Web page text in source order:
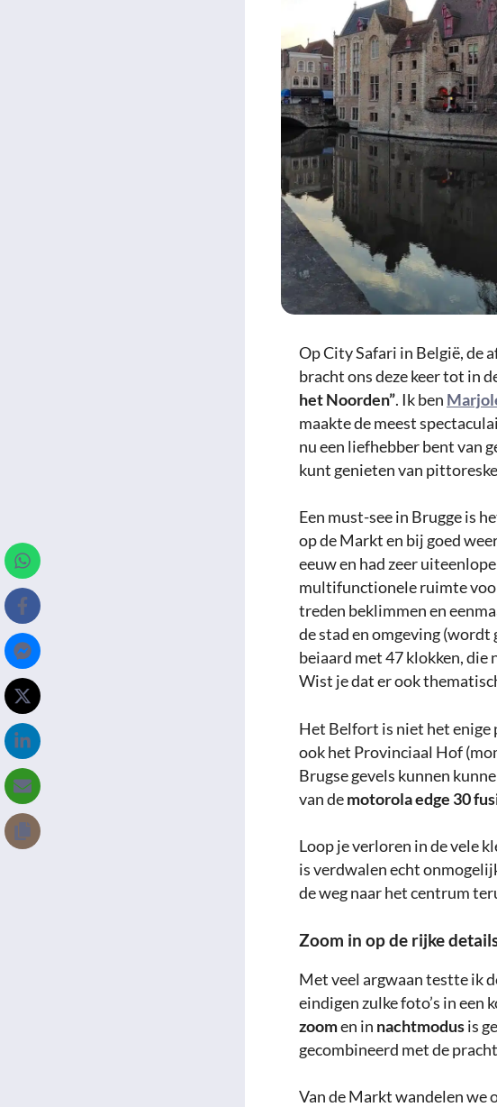
Op City Safari in België, de
bracht ons deze keer tot in
het Noorden”. Ik ben
maakte de meest
nu een liefhebber bent van
kunt genieten van
Een must-see in Brugge is
op de Markt en bij goed
eeuw en had zeer
multifunctionele ruimte
treden beklimmen en
de stad en omgeving
beiaard met 47 klokken, die
Wist je dat er ook
Het Belfort is niet het enige
ook het Provinciaal Hof
Brugse gevels kunnen
van demotorola edge 30
Loop je verloren in de vele
is verdwalen echt
de weg naar het centrum
Zoom in op de rijke
Met veel argwaan testte ik
eindigen zulke foto’s in
zoomen in nachtmodusis
gecombineerd met de
Van de Markt wandelen we